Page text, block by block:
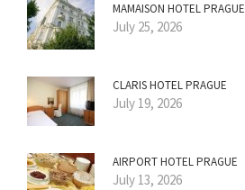
MAMAISON HOTEL PRAGUE
July 25, 2026
CLARIS HOTEL PRAGUE
July 19, 2026
AIRPORT HOTEL PRAGUE
July 13, 2026